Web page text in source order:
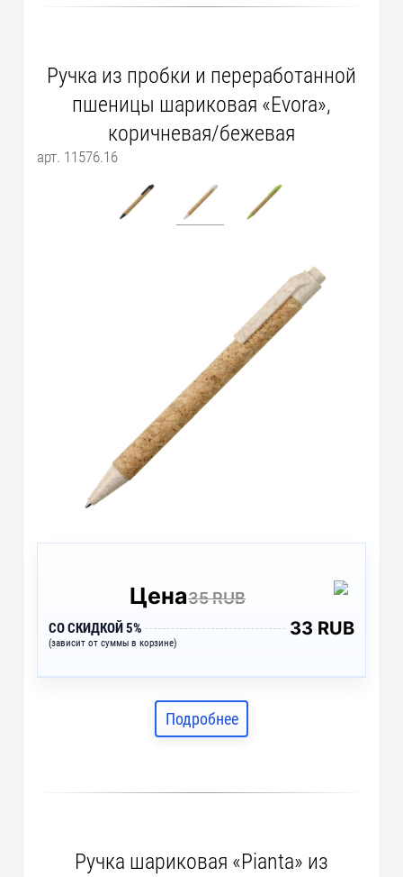
Ручка из пробки и переработанной
пшеницы шариковая «Evora»,
коричневая/бежевая
арт. 11576.16
Цена35 RUB
СО СКИДКОЙ 5%
(зависит от суммы в корзине)
33 RUB
Подробнее
Ручка шариковая «Pianta» из